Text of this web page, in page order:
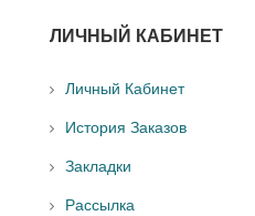
ЛИЧНЫЙ КАБИНЕТ
Личный Кабинет
История Заказов
Закладки
Рассылка